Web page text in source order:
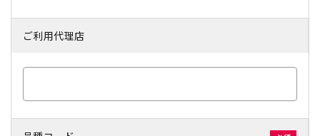
ご利用代理店